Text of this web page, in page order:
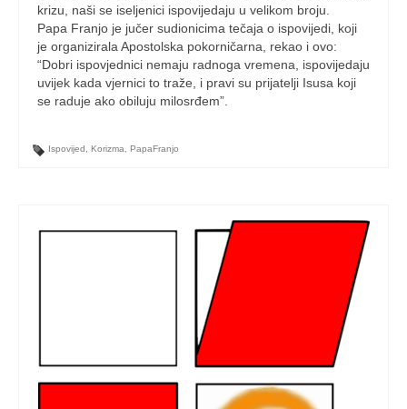
krizu, naši se iseljenici ispovijedaju u velikom broju.
Papa Franjo je jučer sudionicima tečaja o ispovijedi, koji
je organizirala Apostolska pokorničarna, rekao i ovo:
“Dobri ispovjednici nemaju radnoga vremena, ispovijedaju
uvijek kada vjernici to traže, i pravi su prijatelji Isusa koji
se raduje ako obiluju milosrđem”.
Ispovijed Korizma PapaFranjo